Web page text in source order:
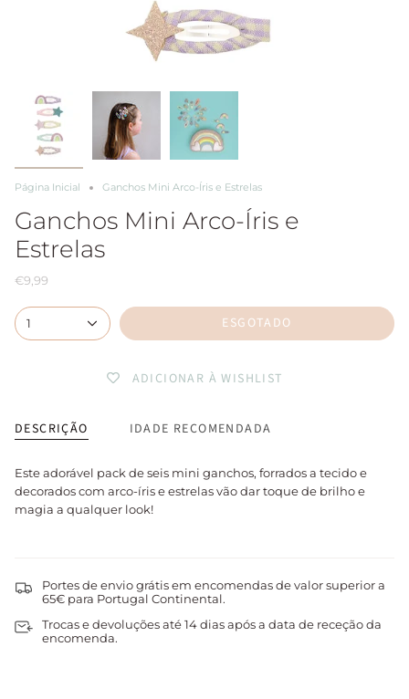
Página Inicial Ganchos Mini Arco-Íris e Estrelas
Ganchos Mini Arco-Íris e
Estrelas
€9,99
1 ESGOTADO
ADICIONAR À WISHLIST
DESCRIÇÃO IDADE RECOMENDADA
Este adorável pack de seis mini ganchos, forrados a tecido e
decorados com arco-íris e estrelas vão dar toque de brilho e
magia a qualquer look!
Portes de envio grátis em encomendas de valor superior a
65€ para Portugal Continental.
Trocas e devoluções até 14 dias após a data de receção da
encomenda.